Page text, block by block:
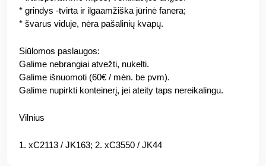
* grindys -tvirta ir ilgaamžiška jūrinė fanera;
* švarus viduje, nėra pašalinių kvapų.
Siūlomos paslaugos:
Galime nebrangiai atvežti, nukelti.
Galime išnuomoti (60€ / mėn. be pvm).
Galime nupirkti konteinerį, jei ateity taps nereikalingu.
Vilnius
1. xC2113 / JK163; 2. xC3550 / JK44